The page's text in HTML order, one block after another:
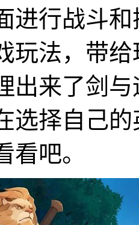
进行战斗
玩法，带
出来了剑
选择自己
看吧。